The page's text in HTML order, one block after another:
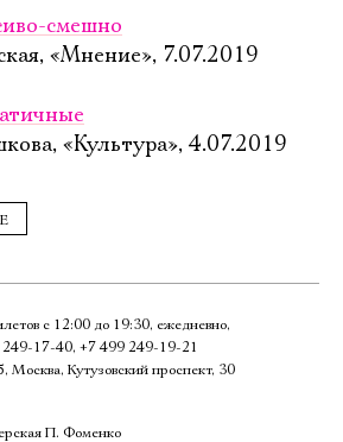
21 октября, 19:00
ми по­ве­шен­
ных
Большой зал
смешно
«Мнение», 7.07.2019
«Культура», 4.07.2019
в театре
смешно
«Комсомольская правда»,
с 12:00 до 19:30, ежедневно,
, +7 499 249‑19‑21
Москва, Кутузовский проспект, 30
П. Фоменко